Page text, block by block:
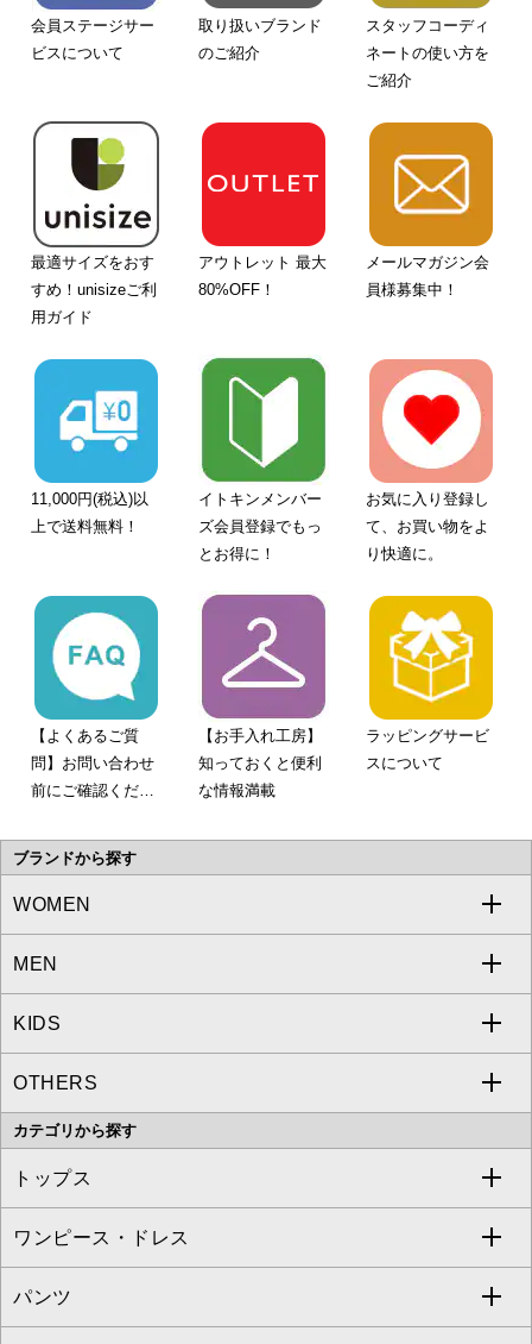
会員ステージサー
ビスについて
取り扱いブランド
のご紹介
スタッフコーディ
ネートの使い方を
ご紹介
最適サイズをおす
すめ！unisizeご利
用ガイド
アウトレット 最大
80%OFF！
メールマガジン会
員様募集中！
11,000円(税込)以
上で送料無料！
イトキンメンバー
ズ会員登録でもっ
とお得に！
お気に入り登録し
て、お買い物をよ
り快適に。
【よくあるご質
問】お問い合わせ
前にご確認くださ
【お手入れ工房】
知っておくと便利
な情報満載
ラッピングサービ
スについて
ブランドから探す
WOMEN
a.v.v
MICHEL KLEIN
MK MICHEL KLEIN
OFUON le MK
MEN
a.v.v
MICHEL KLEIN HOMME
MK MICHEL KLEIN HOMME
KIDS
a.v.v
OTHERS
MK MICHEL KLEIN BAG
カテゴリから探す
トップス
すべてのトップス
カットソー・Tシャツ
ワンピース・ドレス
すべてのワンピース・ドレス
パンツ